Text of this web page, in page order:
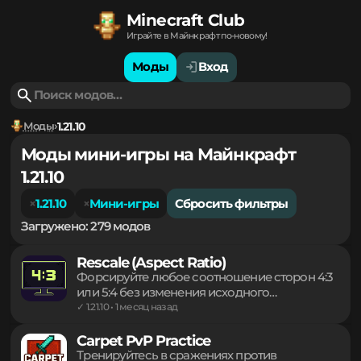
Minecraft Club
Играйте в Майнкрафт по-новому!
Моды Вход
Моды 1.21.10
Моды мини-игры на Майнкрафт
1.21.10
1.21.10 Мини-игры Сбросить фильтры
Загружено: 279 модов
Rescale (Aspect Ratio)
Форсируйте любое соотношение сторон 4:3
или 5:4 без изменения исходного
изображение для визуального расширения
моделей игроков, сохраняя четкость